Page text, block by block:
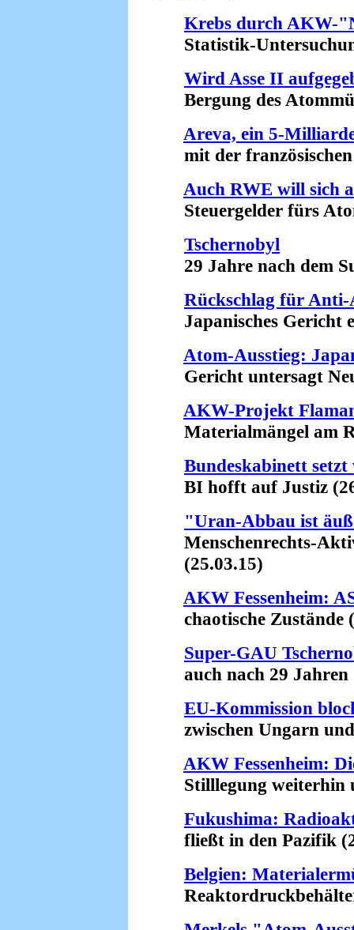
Krebs durch AKW-
Statistik-
Wird Asse II
Bergung des
Areva, ein 5-
mit der französischen
Auch RWE will sich
Steuergelder fürs
Tschernobyl
29 Jahre nach dem
Rückschlag für Anti-
Japanisches Gericht
Atom-Ausstieg:
Gericht untersagt
AKW-Projekt
Materialmängel am
Bundeskabinett
BI hofft auf Justiz
"Uran-Abbau ist
Menschenrechts-
(25.03.15)
AKW Fessenheim:
chaotische Zustände
Super-GAU
auch nach 29 Jahren
EU-Kommission
zwischen Ungarn und
AKW Fessenheim:
Stilllegung weiterhin
Fukushima:
fließt in den Pazifik
Belgien: